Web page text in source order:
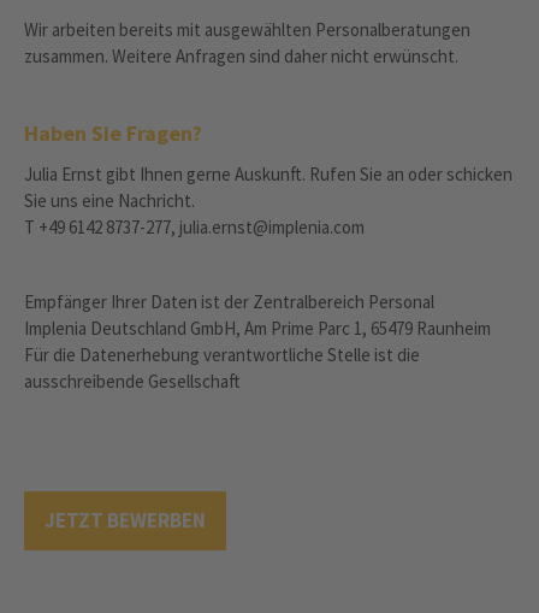
Wir arbeiten bereits mit ausgewählten Personalberatungen
zusammen. Weitere Anfragen sind daher nicht erwünscht.
Haben Sie Fragen?
Julia Ernst gibt Ihnen gerne Auskunft. Rufen Sie an oder schicken
Sie uns eine Nachricht.
T +49 6142 8737-277, julia.ernst@implenia.com
Empfänger Ihrer Daten ist der Zentralbereich Personal
Implenia Deutschland GmbH, Am Prime Parc 1, 65479 Raunheim
Für die Datenerhebung verantwortliche Stelle ist die
ausschreibende Gesellschaft
JETZT BEWERBEN